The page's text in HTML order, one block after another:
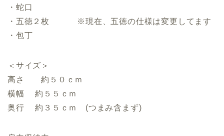
・蛇口
・五徳２枚 ※現在、五徳の仕様は変更してます
・包丁
＜サイズ＞
高さ 約５０ｃｍ
横幅 約５５ｃｍ
奥行 約３５ｃｍ (つまみ含まず)